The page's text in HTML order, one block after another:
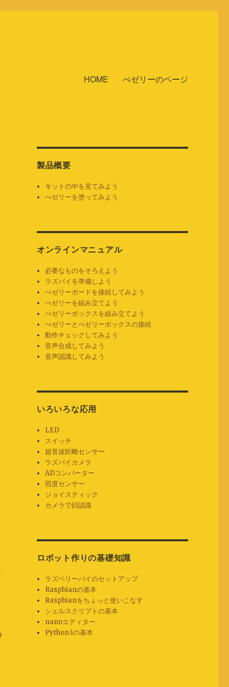
HOME べゼリーのページ
製品概要
キットの中を見てみよう
べゼリーを塗ってみよう
オンラインマニュアル
必要なものをそろえよう
ラズパイを準備しよう
べゼリーボードを接続してみよう
べゼリーを組み立てよう
べゼリーボックスを組み立てよう
べゼリーとべゼリーボックスの接続
動作チェックしてみよう
音声合成してみよう
音声認識してみよう
いろいろな応用
LED
スイッチ
超音波距離センサー
ラズパイカメラ
ADコンバーター
照度センサー
ジョイスティック
カメラで顔認識
ロボット作りの基礎知識
ラズベリーパイのセットアップ
Raspbianの基本
Raspbianをちょっと使いこなす
シェルスクリプトの基本
nanoエディター
Python3の基本